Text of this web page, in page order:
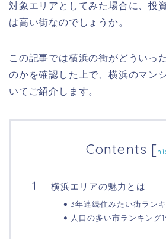
対象エリアとしてみた場合に、投
は高い街なのでしょうか。
この記事では横浜の街がどういっ
のかを確認した上で、横浜のマン
いてご紹介します。
Contents [
横浜エリアの魅力とは
3年連続住みたい街ラン
人口の多い市ランキング1